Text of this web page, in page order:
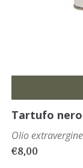
Tartufo
Olio
€8,00